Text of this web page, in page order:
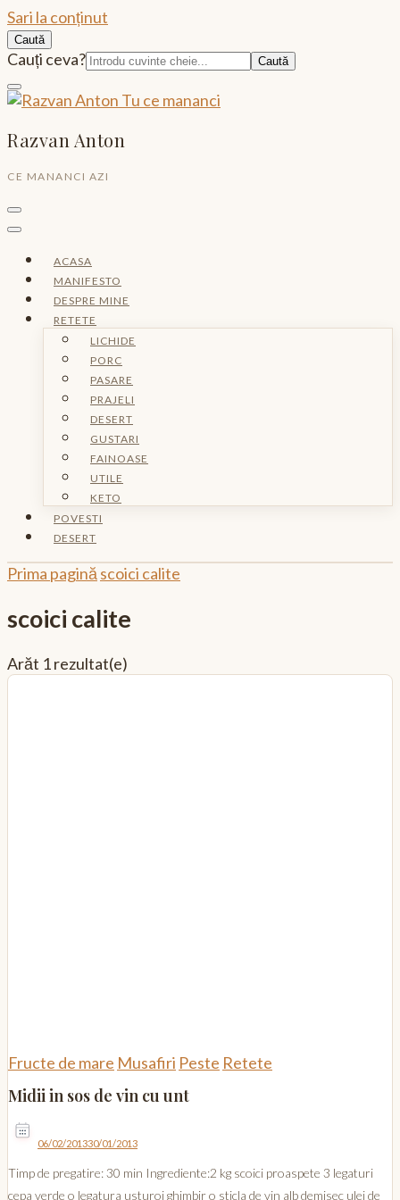
Sari la conținut
Caută
Caută:
Cauți ceva?
Razvan Anton
CE MANANCI AZI
ACASA
MANIFESTO
DESPRE MINE
RETETE
LICHIDE
PORC
PASARE
PRAJELI
DESERT
GUSTARI
FAINOASE
UTILE
KETO
POVESTI
DESERT
Prima pagină scoici calite
scoici calite
Arăt 1 rezultat(e)
Fructe de mare Musafiri Peste Retete
Midii in sos de vin cu unt
06/02/201330/01/2013
Timp de pregatire: 30 min Ingrediente:2 kg scoici proaspete 3 legaturi
cepa verde o legatura usturoi ghimbir o sticla de vin alb demisec ulei de